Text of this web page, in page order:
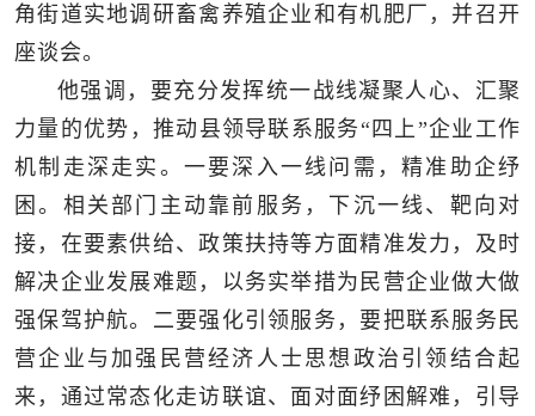
角街道实地调研畜禽养殖企业和有机肥厂，并召开
座谈会。
他强调，要充分发挥统一战线凝聚人心、汇聚
力量的优势，推动县领导联系服务“四上”企业工作
机制走深走实。一要深入一线问需，精准助企纾
困。相关部门主动靠前服务，下沉一线、靶向对
接，在要素供给、政策扶持等方面精准发力，及时
解决企业发展难题，以务实举措为民营企业做大做
强保驾护航。二要强化引领服务，要把联系服务民
营企业与加强民营经济人士思想政治引领结合起
来，通过常态化走访联谊、面对面纾困解难，引导